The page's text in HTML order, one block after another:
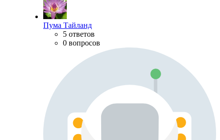
Пума Тайланд
5 ответов
0 вопросов